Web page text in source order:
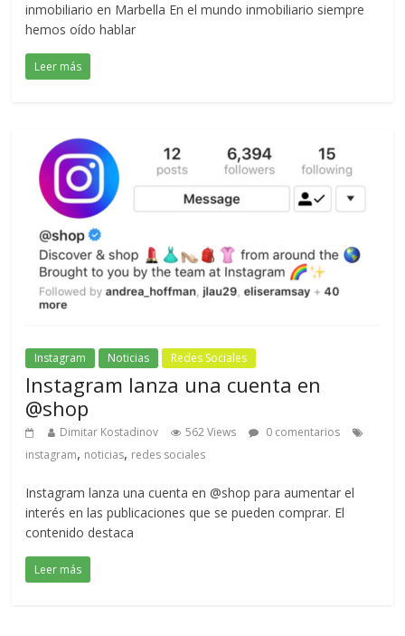
inmobiliario en Marbella En el mundo inmobiliario siempre
hemos oído hablar
Leer más
Instagram Noticias Redes Sociales
Instagram lanza una cuenta en
@shop
Dimitar Kostadinov 562 Views
0 comentarios
instagram, noticias, redes sociales
Instagram lanza una cuenta en @shop para aumentar el
interés en las publicaciones que se pueden comprar. El
contenido destaca
Leer más